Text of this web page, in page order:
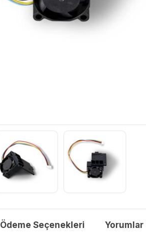
Ödeme Seçenekleri Yorumlar